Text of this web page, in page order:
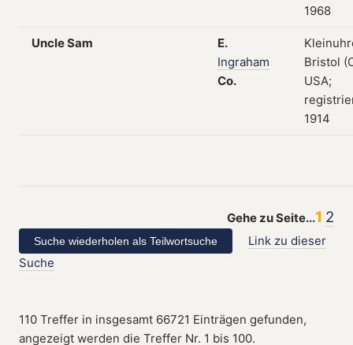
1968
Uncle Sam
E.
Ingraham
Co.
Bristol
USA;
1914
Gehe zu Seite...1 2
Link zu dieser
Suche
110 Treffer in insgesamt 66721 Einträgen gefunden,
angezeigt werden die Treffer Nr. 1 bis 100.